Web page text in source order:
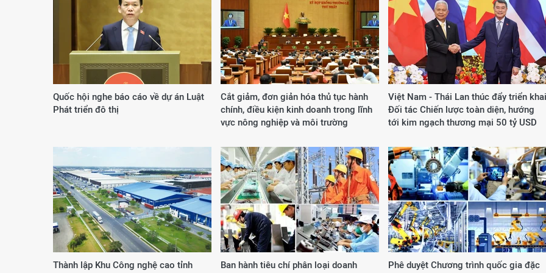
Quốc hội nghe báo cáo về dự án Luật
Phát triển đô thị
Cắt giảm, đơn giản hóa thủ tục hành
chính, điều kiện kinh doanh trong lĩnh
vực nông nghiệp và môi trường
Việt Nam - Thái Lan thúc đẩy triển khai
Đối tác Chiến lược toàn diện, hướng
tới kim ngạch thương mại 50 tỷ USD
Thành lập Khu Công nghệ cao tỉnh
Ban hành tiêu chí phân loại doanh
Phê duyệt Chương trình quốc gia đặc